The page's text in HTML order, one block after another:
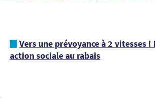
Vers une prévoyance à 2 vitesses !
action sociale au rabais